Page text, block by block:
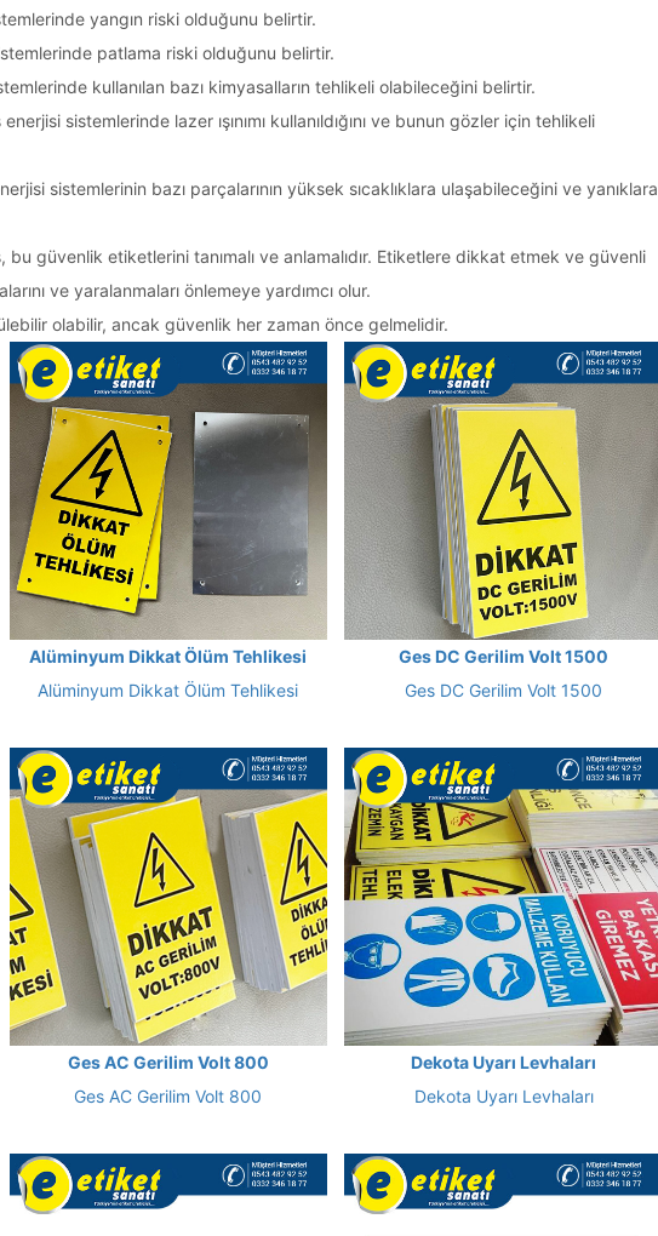
yangın riski olduğunu belirtir.
patlama riski olduğunu belirtir.
kullanılan bazı kimyasalların tehlikeli olabileceğini belirtir.
enerjisi sistemlerinde lazer ışınımı kullanıldığını ve bunun gözler için tehlikeli
sistemlerinin bazı parçalarının yüksek sıcaklıklara ulaşabileceğini ve yanıklara
bu güvenlik etiketlerini tanımalı ve anlamalıdır. Etiketlere dikkat etmek ve güvenli
ve yaralanmaları önlemeye yardımcı olur.
olabilir, ancak güvenlik her zaman önce gelmelidir.
Alüminyum Dikkat Ölüm Tehlikesi
Alüminyum Dikkat Ölüm Tehlikesi
Ges DC Gerilim Volt 1500
Ges DC Gerilim Volt 1500
Ges AC Gerilim Volt 800
Ges AC Gerilim Volt 800
Dekota Uyarı Levhaları
Dekota Uyarı Levhaları